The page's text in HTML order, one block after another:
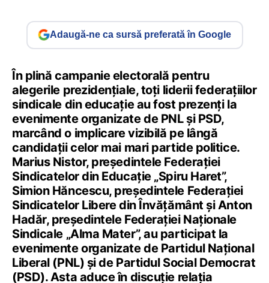
Adaugă-ne ca sursă preferată în Google
În plină campanie electorală pentru
alegerile prezidențiale, toți liderii federațiilor
sindicale din educație au fost prezenți la
evenimente organizate de PNL și PSD,
marcând o implicare vizibilă pe lângă
candidații celor mai mari partide politice.
Marius Nistor, președintele Federației
Sindicatelor din Educație „Spiru Haret”,
Simion Hăncescu, președintele Federației
Sindicatelor Libere din Învățământ și Anton
Hadăr, președintele Federației Naționale
Sindicale „Alma Mater”, au participat la
evenimente organizate de Partidul Național
Liberal (PNL) și de Partidul Social Democrat
(PSD). Asta aduce în discuție relația